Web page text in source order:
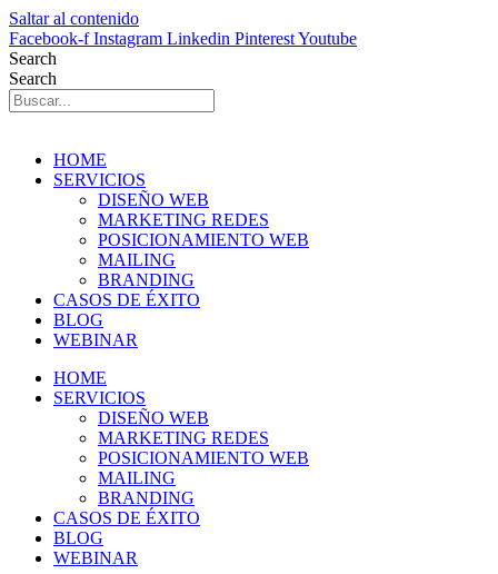
Saltar al contenido
Facebook-f Instagram Linkedin PinterestYoutube
Search
Search
HOME
SERVICIOS
DISEÑO WEB
MARKETING REDES
POSICIONAMIENTO WEB
MAILING
BRANDING
CASOS DE ÉXITO
BLOG
WEBINAR
HOME
SERVICIOS
DISEÑO WEB
MARKETING REDES
POSICIONAMIENTO WEB
MAILING
BRANDING
CASOS DE ÉXITO
BLOG
WEBINAR